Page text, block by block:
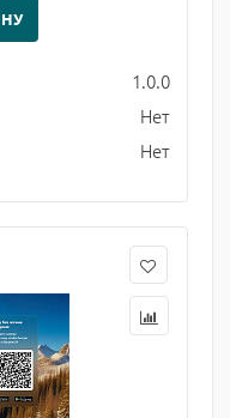
1.0.0
Нет
Нет